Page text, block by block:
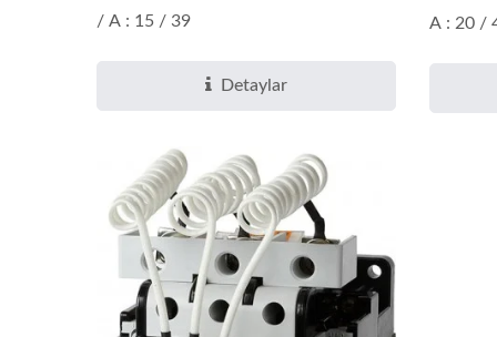
/ A : 15 / 39
Detaylar
A : 20 /